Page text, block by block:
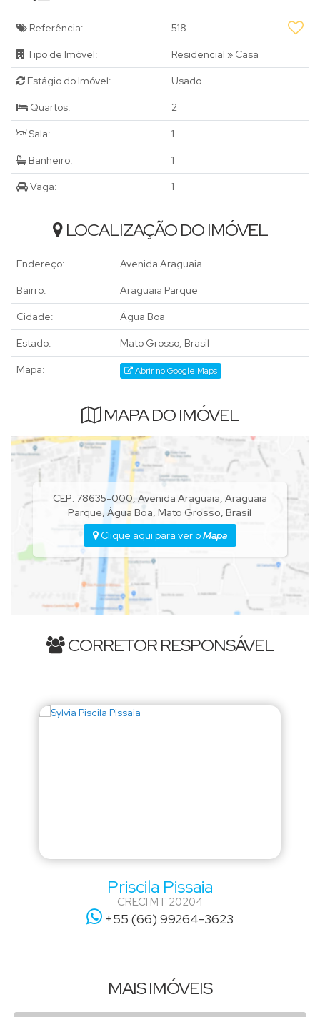
Referência: 518
Tipo de Imóvel: Residencial » Casa
Estágio do Imóvel: Usado
Quartos: 2
Sala: 1
Banheiro: 1
Vaga: 1
LOCALIZAÇÃO DO IMÓVEL
Endereço: Avenida Araguaia
Bairro: Araguaia Parque
Cidade: Água Boa
Estado: Mato Grosso, Brasil
Mapa: Abrir no Google Maps
MAPA DO IMÓVEL
CEP: 78635-000, Avenida Araguaia, Araguaia
Parque,Água Boa,Mato Grosso,Brasil
Clique aqui para ver oMapa
CORRETOR RESPONSÁVEL
Priscila Pissaia
CRECI MT 20204
+55 (66) 99264-3623
MAIS IMÓVEIS